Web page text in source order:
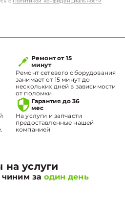
Ремонт от 15
минут
Ремонт сетевого оборудования
занимает от 15 минут до
нескольких дней в зависимости
от поломки
Гарантия до 36
мес
На услуги и запчасти
предоставленные нашей
компанией
на услуги
чиним заодин день